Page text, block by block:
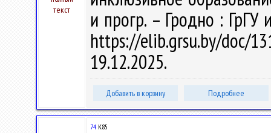
текст
и прогр. – Гродно :
https://elib.grsu.by/doc/
19.12.2025.
Добавить в корзину Подробнее
74 К85